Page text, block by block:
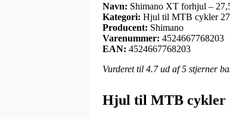
Navn: Shimano XT forhjul –
Kategori: Hjul til MTB cykler
Producent: Shimano
Varenummer: 4524667768203
EAN: 4524667768203
Vurderet til 4.7ud af 5 stjerner
Hjul til MTB cykler